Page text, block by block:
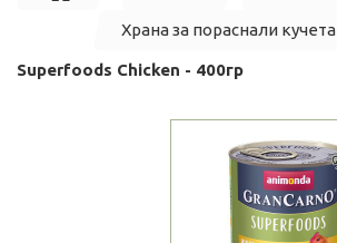
Храна за пораснали кучета
Superfoods Chicken - 400гр